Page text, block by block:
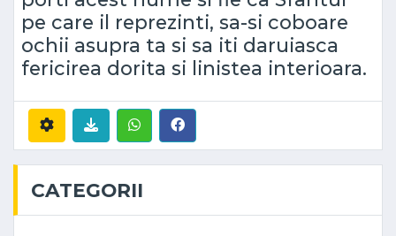
pe care il reprezinti, sa-si coboare
ochii asupra ta si sa iti daruiasca
fericirea dorita si linistea interioara.
CATEGORII